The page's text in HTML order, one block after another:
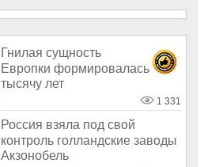
Гнилая сущность
Европки формировалась
тысячу лет
1 331
Россия взяла под свой
контроль голландские заводы
Акзонобель